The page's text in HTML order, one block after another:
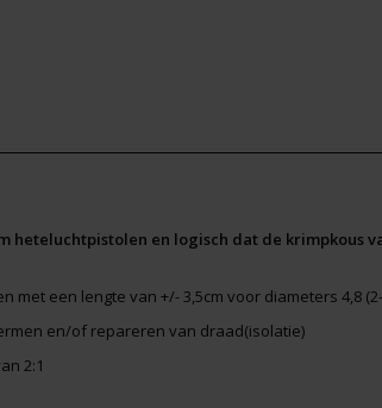
heteluchtpistolen en logisch dat de krimpkous
met een lengte van +/- 3,5cm voor diameters 4,8
en/of repareren van draad(isolatie)
2:1